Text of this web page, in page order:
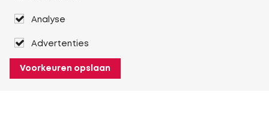
Analyse
Advertenties
Voorkeuren opslaan